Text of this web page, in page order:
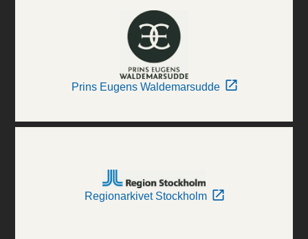
Prins Eugens Waldemarsudde
Regionarkivet Stockholm